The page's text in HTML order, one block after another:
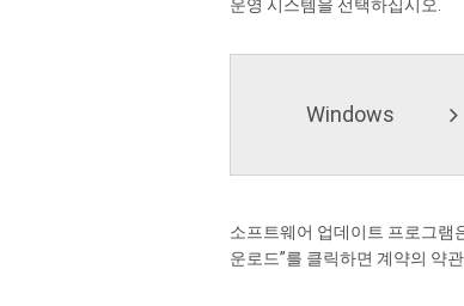
운영 시스템을 선택하십시오.
Windows
소프트웨어 업데이트 프로그램
운로드”를 클릭하면 계약의 약